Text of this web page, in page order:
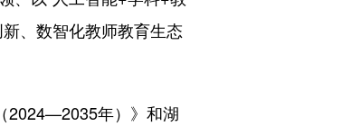
、数智化教师教育生态
2024—2035年）》和湖